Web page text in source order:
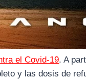
el Covid-19. A
y las dosis de